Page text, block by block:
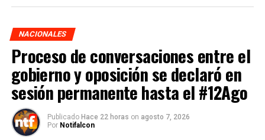
NACIONALES
Proceso de conversaciones entre el
gobierno y oposición se declaró en
sesión permanente hasta el #12Ago
Publicado Hace 22 horas on agosto 7, 2026
Por Notifalcon